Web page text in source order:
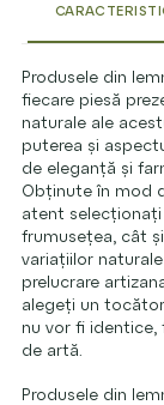
Produsele din
fiecare piesă
naturale ale
puterea și
de eleganță și
Obținute în mod
atent
frumusețea, cât
variațiilor
prelucrare
alegeți un
nu vor fi
de artă.
Produsele din